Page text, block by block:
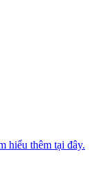
hiểu thêm tại đây.